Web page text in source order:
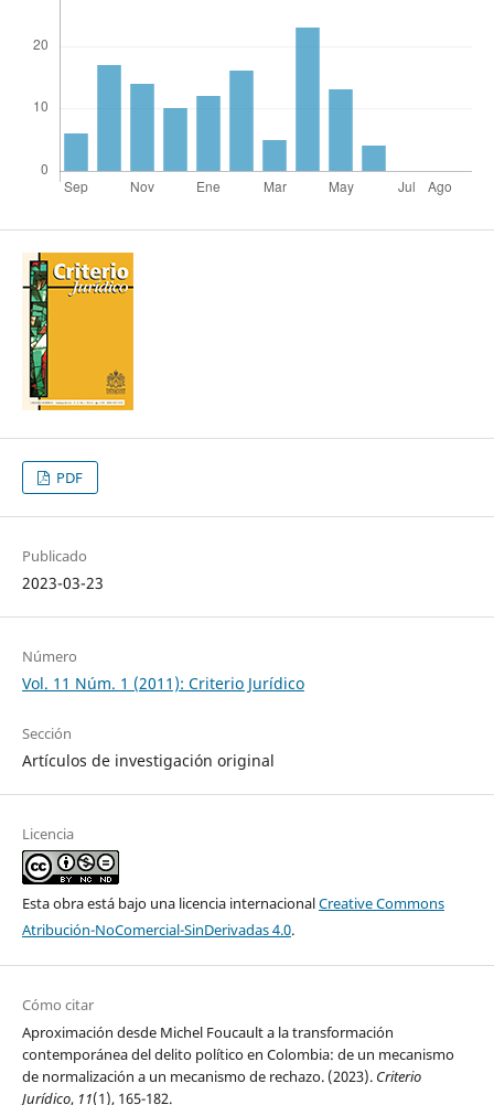
PDF
Publicado
2023-03-23
Número
Vol. 11 Núm. 1 (2011): Criterio Jurídico
Sección
Artículos de investigación original
Licencia
Esta obra está bajo una licencia internacionalCreative Commons
Atribución-NoComercial-SinDerivadas 4.0.
Cómo citar
Aproximación desde Michel Foucault a la transformación
contemporánea del delito político en Colombia: de un mecanismo
de normalización a un mecanismo de rechazo. (2023). Criterio
Jurídico, 11(1), 165-182.